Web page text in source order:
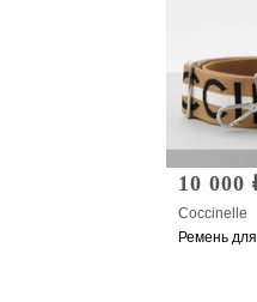
10 000
Coccinelle
Ремень